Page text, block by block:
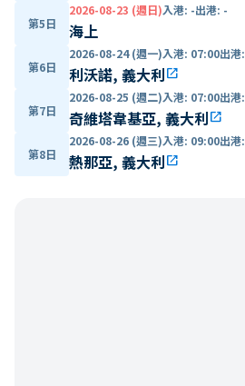
第5日
2026-08-23 (週日)入港: -出港: -
海上
第6日
2026-08-24 (週一)入港: 07:00出港:
利沃諾, 義大利open_in_new
第7日
2026-08-25 (週二)入港: 07:00出港:
奇維塔韋基亞, 義大利open_in_new
第8日
2026-08-26 (週三)入港: 09:00出港:
熱那亞, 義大利open_in_new